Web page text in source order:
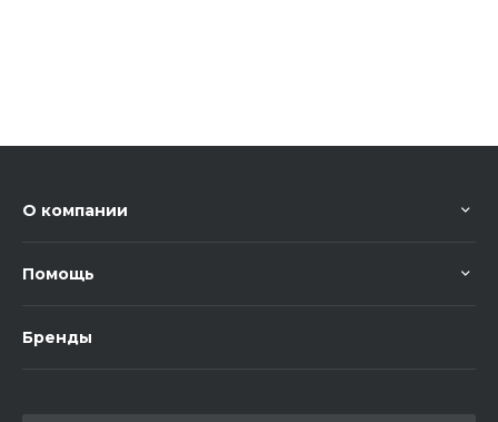
О компании
Помощь
Бренды